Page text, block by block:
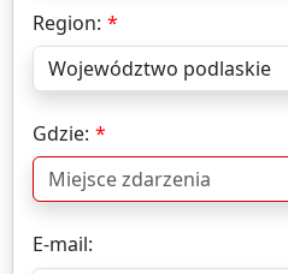
Region:
Gdzie:
E-mail: